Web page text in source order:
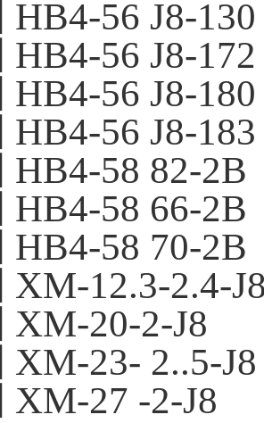
HB4-56 J8-130
HB4-56 J8-172
HB4-56 J8-180
HB4-56 J8-183
HB4-58 82-2B
HB4-58 66-2B
HB4-58 70-2B
XM-12.3-2.4-
XM-20-2-J8
XM-23- 2..5-J8
XM-27 -2-J8